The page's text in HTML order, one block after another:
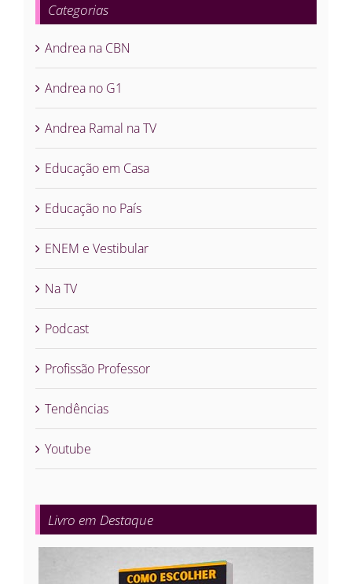
Categorias
Andrea na CBN
Andrea no G1
Andrea Ramal na TV
Educação em Casa
Educação no País
ENEM e Vestibular
Na TV
Podcast
Profissão Professor
Tendências
Youtube
Livro em Destaque